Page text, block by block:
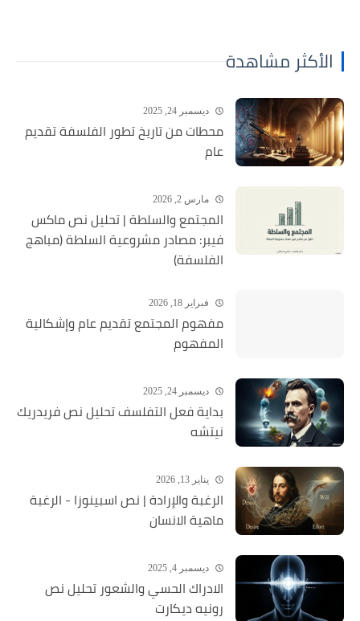
الأكثر مشاهدة
ديسمبر 24, 2025
محطات من تاريخ تطور الفلسفة تقديم
عام
مارس 2, 2026
المجتمع والسلطة | تحليل نص ماكس
فيبر: مصادر مشروعية السلطة (مباهج
الفلسفة)
فبراير 18, 2026
مفهوم المجتمع تقديم عام وإشكالية
المفهوم
ديسمبر 24, 2025
بداية فعل التفلسف تحليل نص فريدريك
نيتشه
يناير 13, 2026
الرغبة والإرادة | نص اسبينوزا - الرغبة
ماهية الانسان
ديسمبر 4, 2025
الادراك الحسي والشعور تحليل نص
رونيه ديكارت